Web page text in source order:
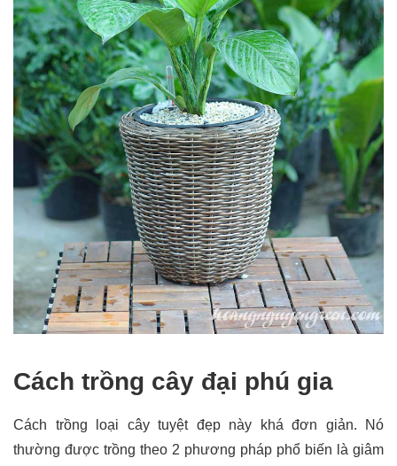
Cách trồng cây đại phú gia
Cách trồng loại cây tuyệt đẹp này khá đơn giản. Nó
thường được trồng theo 2 phương pháp phổ biến là giâm